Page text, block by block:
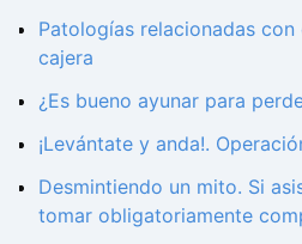
Patologías relacionadas
cajera
¿Es bueno ayunar para
¡Levántate y anda!.
Desmintiendo un mito. Si
tomar obligatoriamente